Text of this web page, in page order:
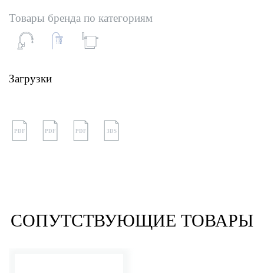
Товары бренда по категориям
Загрузки
PDF PDF PDF 3DS
СОПУТСТВУЮЩИЕ ТОВАРЫ